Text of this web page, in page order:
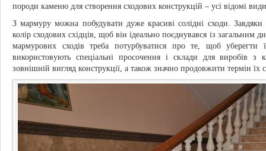
породи каменю для створення сходових конструкцій – усі відомі
З мармуру можна побудувати дуже красиві солідні сходи. Завдяки
колір сходових східців, щоб він ідеально поєднувався із
мармурових сходів треба потурбуватися про те, щоб
використовують спеціальні просочення і склади для виробів
зовнішній вигляд конструкції, а також значно продовжити термін їх